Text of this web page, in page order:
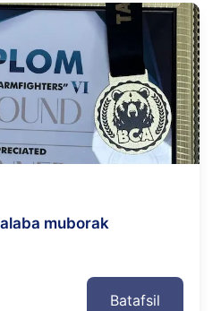
muborak
Batafsil